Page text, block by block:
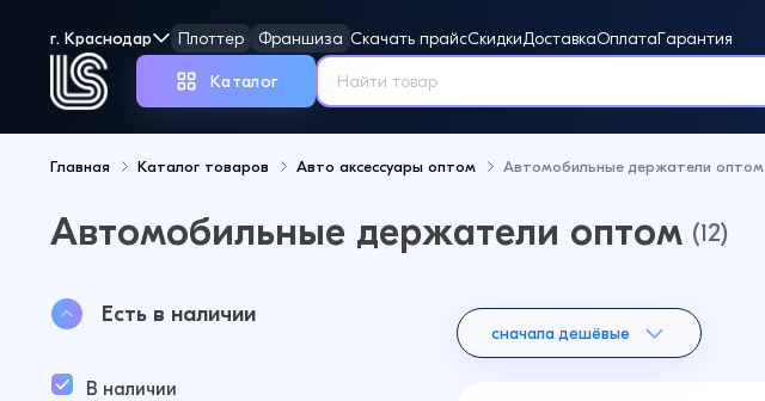
г. Краснодар Франшиза
Плоттер Скачать прайсСкидкиДоставкаОплатаГарантия
Каталог
Новинки
Главная Каталог товаров Авто аксессуары оптом Автомобильные держатели оптом
Автомобильные держатели оптом (12)
Есть в наличии
В наличии
сначала дешёвые